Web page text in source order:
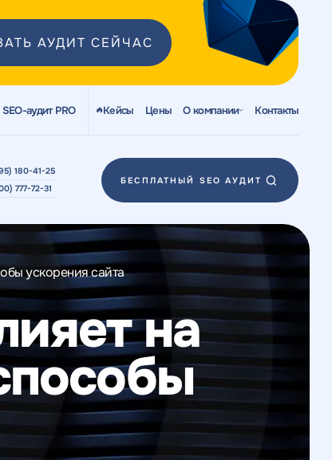
АУДИТ СЕЙЧАС
SEO-аудит PRO Кейсы Цены О компании Контакты
180-41-25
777-72-31
БЕСПЛАТНЫЙ SEO АУДИТ
ускорения сайта
на